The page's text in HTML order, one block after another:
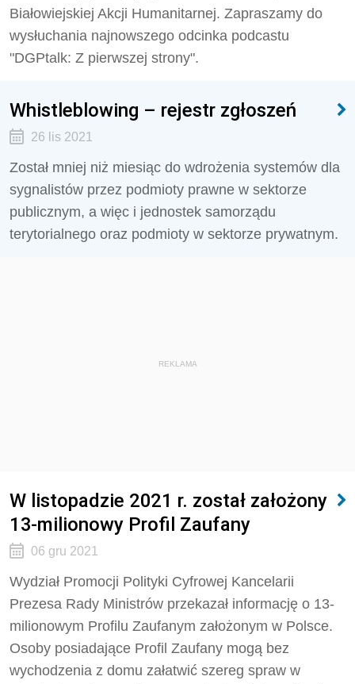
Białowiejskiej Akcji Humanitarnej. Zapraszamy do
wysłuchania najnowszego odcinka podcastu
"DGPtalk: Z pierwszej strony".
Whistleblowing – rejestr zgłoszeń
26 lis 2021
Został mniej niż miesiąc do wdrożenia systemów dla
sygnalistów przez podmioty prawne w sektorze
publicznym, a więc i jednostek samorządu
terytorialnego oraz podmioty w sektorze prywatnym.
REKLAMA
W listopadzie 2021 r. został założony
13-milionowy Profil Zaufany
06 gru 2021
Wydział Promocji Polityki Cyfrowej Kancelarii
Prezesa Rady Ministrów przekazał informację o 13-
milionowym Profilu Zaufanym założonym w Polsce.
Osoby posiadające Profil Zaufany mogą bez
wychodzenia z domu załatwić szereg spraw w